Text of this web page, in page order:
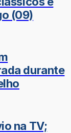
(09)
durante
na TV;